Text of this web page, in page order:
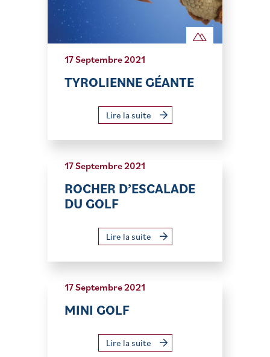
17 Septembre 2021
TYROLIENNE GÉANTE
Lire la suite
17 Septembre 2021
ROCHER D’ESCALADE
DU GOLF
Lire la suite
17 Septembre 2021
MINI GOLF
Lire la suite